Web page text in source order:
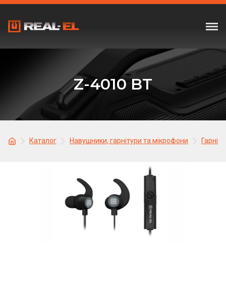
Z-4010 BT
Каталог Навушники, гарнітури та мікрофони